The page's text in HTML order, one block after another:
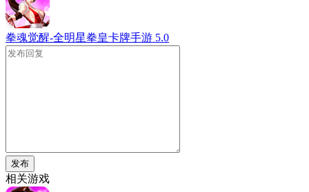
拳魂觉醒-全明星拳皇卡牌手游 5.0
发布
相关游戏